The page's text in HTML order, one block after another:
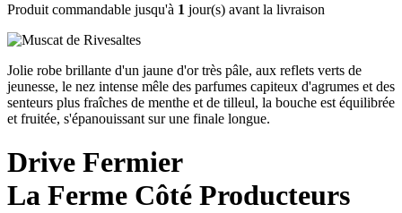
Produit commandable jusqu'à 1 jour(s) avant la livraison
Jolie robe brillante d'un jaune d'or très pâle, aux reflets verts de
jeunesse, le nez intense mêle des parfumes capiteux d'agrumes et des
senteurs plus fraîches de menthe et de tilleul, la bouche est équilibrée
et fruitée, s'épanouissant sur une finale longue.
Drive Fermier
La Ferme Côté Producteurs